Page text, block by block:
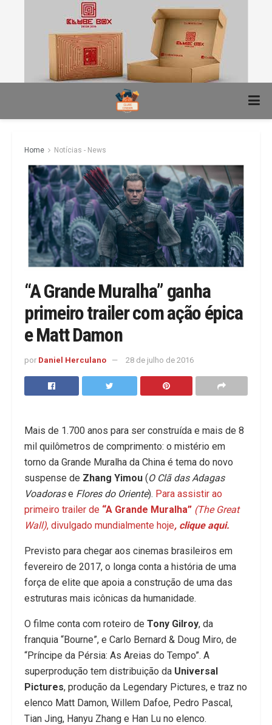
Home Notícias - News
“A Grande Muralha” ganha
primeiro trailer com ação épica
e Matt Damon
por Daniel Herculano 28 de julho de 2016
Mais de 1.700 anos para ser construída e mais de 8
mil quilômetros de comprimento: o mistério em
torno da Grande Muralha da China é tema do novo
suspense de Zhang Yimou (O Clã das Adagas
Voadorase Flores do Oriente). Para assistir ao
primeiro trailer de “A Grande Muralha” (The Great
Wall), divulgado mundialmente hoje, clique aqui.
Previsto para chegar aos cinemas brasileiros em
fevereiro de 2017, o longa conta a história de uma
força de elite que apoia a construção de uma das
estruturas mais icônicas da humanidade.
O filme conta com roteiro de Tony Gilroy, da
franquia “Bourne”, e Carlo Bernard & Doug Miro, de
“Príncipe da Pérsia: As Areias do Tempo”. A
superprodução tem distribuição da Universal
Pictures, produção da Legendary Pictures, e traz no
elenco Matt Damon, Willem Dafoe, Pedro Pascal,
Tian Jing, Hanyu Zhang e Han Lu no elenco.